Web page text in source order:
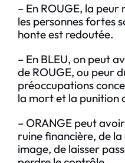
– En ROUGE, la peur
les personnes fortes
honte est redoutée.
– En BLEU, on peut
de ROUGE, ou peur
préoccupations
la mort et la punition
– ORANGE peut
ruine financière, de
image, de laisser